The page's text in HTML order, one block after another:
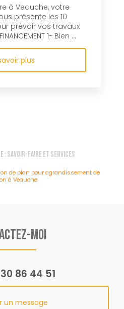
à Veauche, votre
présente les 10
prévoir vos travaux
1- Bien ...
plus
: Savoir-faire et services
de plan pour agrandissement de
à Veauche
moi
86 44 51
un message